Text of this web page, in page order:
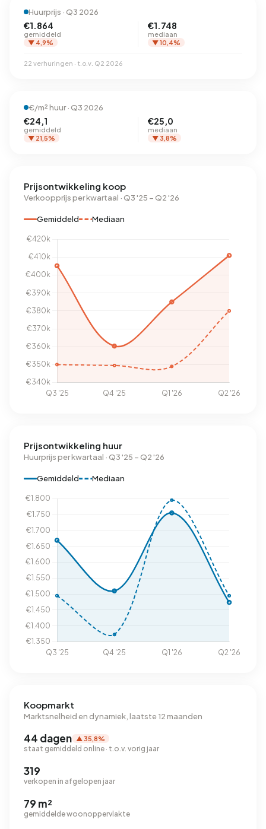
Huurprijs · Q3 2026
€1.864
gemiddeld
▼ 4,9%
€1.748
mediaan
▼ 10,4%
22 verhuringen · t.o.v. Q2 2026
€/m² huur · Q3 2026
€24,1
gemiddeld
▼ 21,5%
€25,0
mediaan
▼ 3,8%
Prijsontwikkeling koop
Verkoopprijs per kwartaal · Q3 '25 – Q2 '26
Gemiddeld Mediaan
Prijsontwikkeling huur
Huurprijs per kwartaal · Q3 '25 – Q2 '26
Gemiddeld Mediaan
Koopmarkt
Marktsnelheid en dynamiek, laatste 12 maanden
44 dagen ▲ 35,8%
staat gemiddeld online · t.o.v. vorig jaar
319
verkopen in afgelopen jaar
79 m²
gemiddelde woonoppervlakte